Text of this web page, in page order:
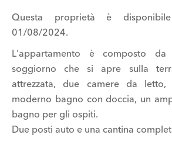
Questa proprietà è
01/08/2024.
L'appartamento è composto
soggiorno che si apre sulla
attrezzata, due camere da letto,
moderno bagno con doccia, un
bagno per gli ospiti.
Due posti auto e una cantina